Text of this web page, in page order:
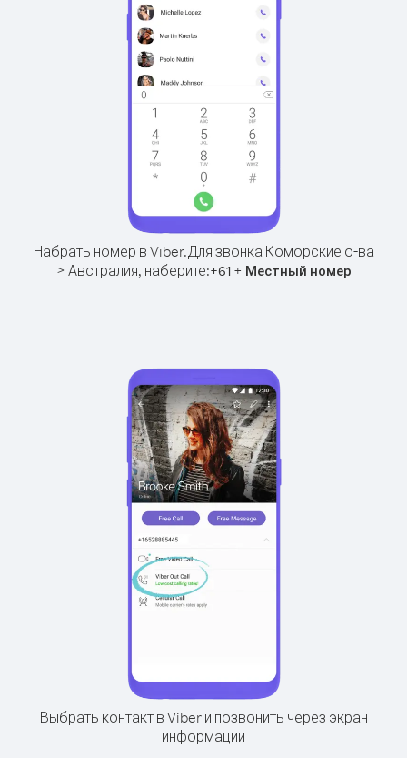
Набрать номер в Viber.Для звонка Коморские о-ва
> Австралия, наберите:+61+ Местный номер
Выбрать контакт в Viber и позвонить через экран
информации